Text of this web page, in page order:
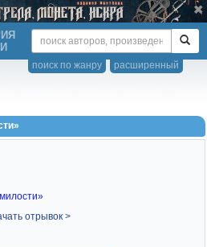
расширенный
поиск по жанру
отрывок >